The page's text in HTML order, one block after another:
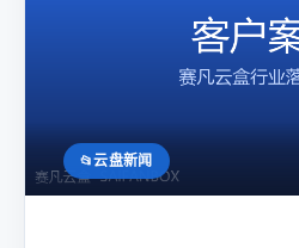
云盘新闻